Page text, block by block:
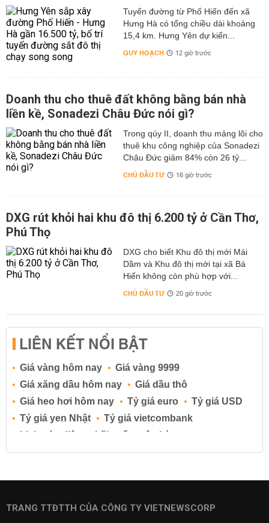
Tuyến đường từ Phố Hiến đến xã
Hưng Hà có tổng chiều dài khoảng
15,4 km. Hưng Yên dự kiến...
QUY HOẠCH 12 giờ trước
Doanh thu cho thuê đất không bằng bán nhà
liền kề, Sonadezi Châu Đức nói gì?
Trong qúy II, doanh thu mảng lõi cho
thuê khu công nghiệp của Sonadezi
Châu Đức giảm 84% còn 26 tỷ...
CHỦ ĐẦU TƯ 16 giờ trước
DXG rút khỏi hai khu đô thị 6.200 tỷ ở Cần Thơ,
Phú Thọ
DXG cho biết Khu đô thị mới Mái
Dầm và Khu đô thị mới tại xã Bá
Hiến không còn phù hợp với...
CHỦ ĐẦU TƯ 20 giờ trước
LIÊN KẾT NỔI BẬT
Giá vàng hôm nay
Giá vàng 9999
Giá xăng dầu hôm nay
Giá dầu thô
Giá heo hơi hôm nay
Tỷ giá euro
Tỷ giá USD
Tỷ giá yen Nhật
Tỷ giá vietcombank
Lịch cúp điện
Lãi suất ngân hàng
Lãi suất tiết kiệm
Lãi suất tiền gửi
Lãi suất ngân hàng BIDV
TRANG TTĐTTH CỦA CÔNG TY VIETNEWSCORP